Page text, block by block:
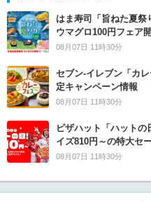
はま寿司「旨ねた夏祭
ウマグロ100円フェア
08月07日 11時30分
セブン‐イレブン「カ
定キャンペーン情報
08月07日 11時30分
ピザハット「ハット
イズ810円～の特大セ
08月07日 11時30分